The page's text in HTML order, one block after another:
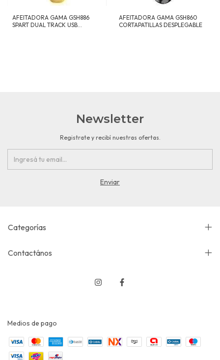
AFEITADORA GAMA GSH886
SPART DUAL TRACK USB
AFEITADORA GAMA GSH860
CORTAPATILLAS DESPLEGABLE
Newsletter
Registrate y recibí nuestras ofertas.
Categorías
Contactános
Medios de pago